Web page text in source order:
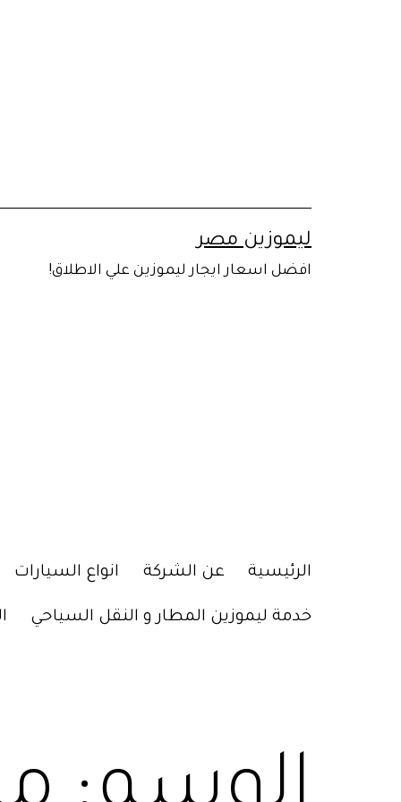
ليموزين مصر
افضل اسعار ايجار ليموزين علي الاطلاق!
الرئيسية عن الشركة انواع السيارات
خدمة ليموزين المطار و النقل السياحي